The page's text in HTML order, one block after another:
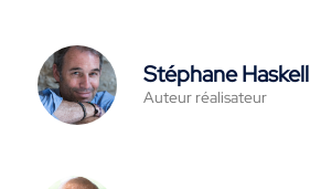
Stéphane Haskell
Auteur réalisateur